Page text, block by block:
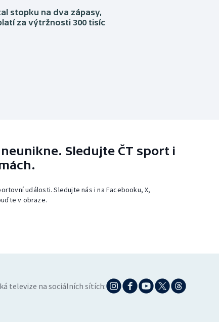
stopku na dva zápasy,
za výtržnosti 300 tisíc
Sledujte ČT sport i
události. Sledujte nás i na Facebooku, X,
v obraze.
televize na sociálních sítích: